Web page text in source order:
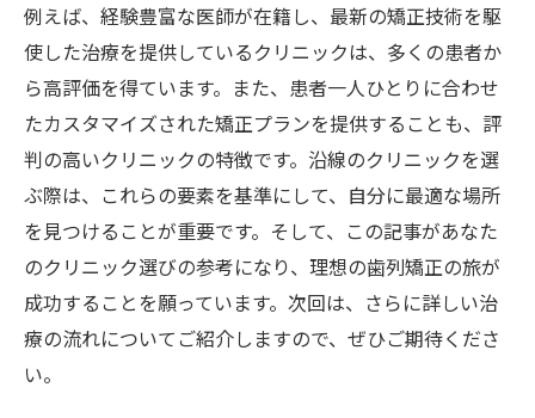
例えば、経験豊富な医師が在籍し、最新の矯正技術を駆
使した治療を提供しているクリニックは、多くの患者か
ら高評価を得ています。また、患者一人ひとりに合わせ
たカスタマイズされた矯正プランを提供することも、評
判の高いクリニックの特徴です。沿線のクリニックを選
ぶ際は、これらの要素を基準にして、自分に最適な場所
を見つけることが重要です。そして、この記事があなた
のクリニック選びの参考になり、理想の歯列矯正の旅が
成功することを願っています。次回は、さらに詳しい治
療の流れについてご紹介しますので、ぜひご期待くださ
い。